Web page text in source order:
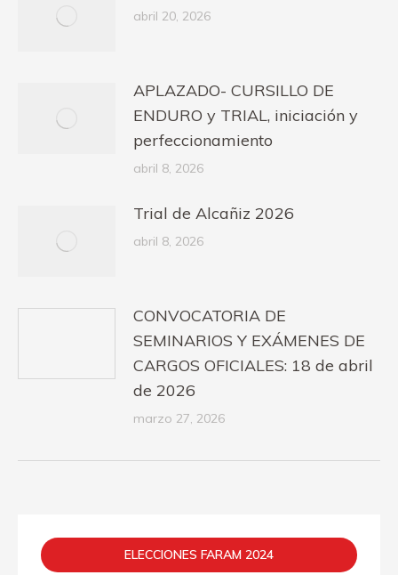
abril 20, 2026
APLAZADO- CURSILLO DE
ENDURO y TRIAL, iniciación y
perfeccionamiento
abril 8, 2026
Trial de Alcañiz 2026
abril 8, 2026
CONVOCATORIA DE
SEMINARIOS Y EXÁMENES DE
CARGOS OFICIALES: 18 de abril
de 2026
marzo 27, 2026
ELECCIONES FARAM 2024